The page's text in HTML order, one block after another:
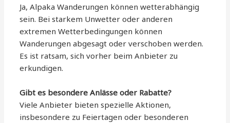
Ja, Alpaka Wanderungen können wetterabhängig
sein. Bei starkem Unwetter oder anderen
extremen Wetterbedingungen können
Wanderungen abgesagt oder verschoben werden.
Es ist ratsam, sich vorher beim Anbieter zu
erkundigen.
Gibt es besondere Anlässe oder Rabatte?
Viele Anbieter bieten spezielle Aktionen,
insbesondere zu Feiertagen oder besonderen